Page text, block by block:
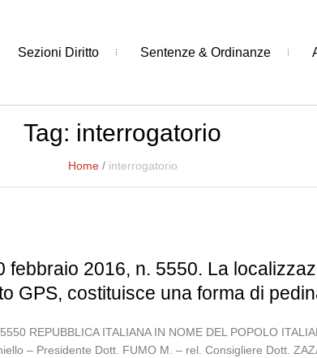
Sezioni Diritto Sentenze & Ordinanze
Tag: interrogatorio
Home / interrogatorio
2016, n. 5550. La
GPS, costituisce una forma di
REPUBBLICA ITALIANA IN NOME DEL POPOLO
– Presidente Dott. FUMO M. – rel. Consigliere Dott.